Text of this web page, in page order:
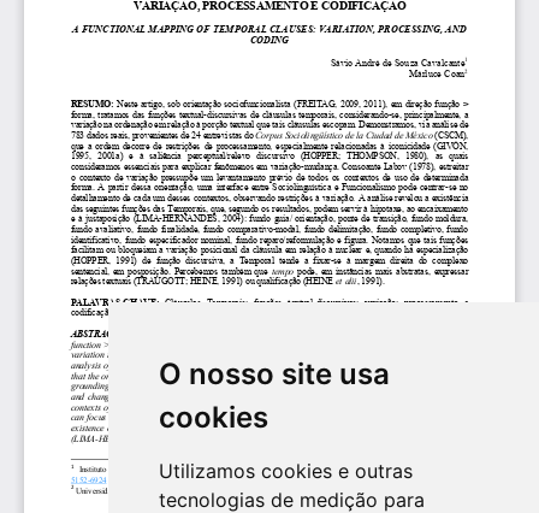
O nosso site usa
cookies
Utilizamos cookies e outras
tecnologias de medição para